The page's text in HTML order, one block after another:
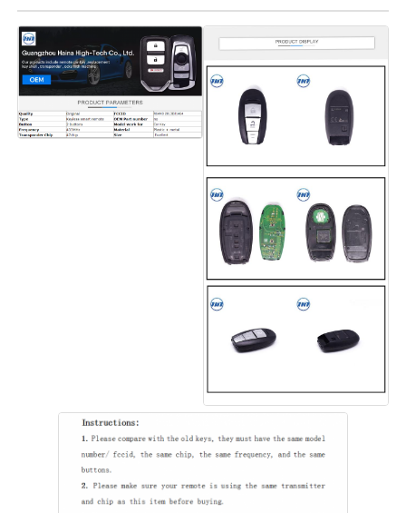
Продукция
Ролики